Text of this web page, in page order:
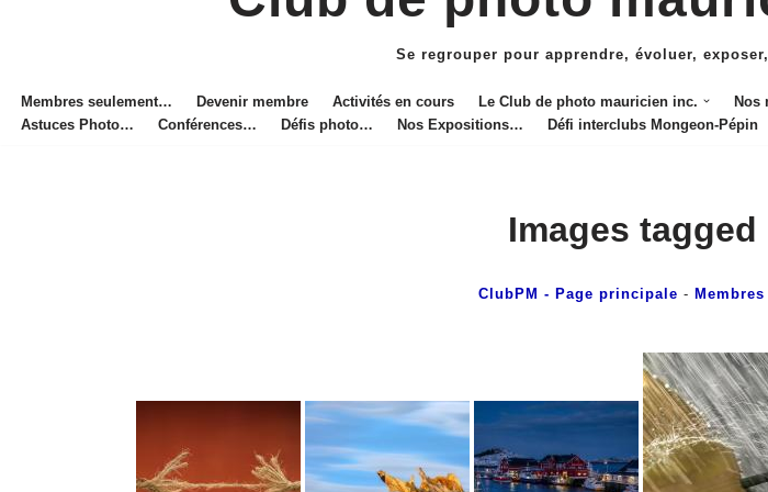
Se regrouper pour apprendre, évoluer,
Membres seulement… Devenir membre Activités en cours Le Club de photo mauricien inc. Nos
Astuces Photo…
Conférences… Défis photo… Nos Expositions… Défi interclubs Mongeon-Pépin
Images
ClubPM - Page principale -